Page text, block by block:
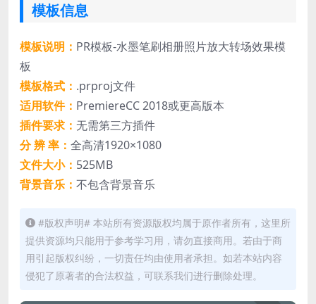
模板信息
模板说明： PR模板-水墨笔刷相册照片放大转场效果模
板
模板格式： .prproj文件
适用软件： PremiereCC 2018或更高版本
插件要求： 无需第三方插件
分 辨 率： 全高清1920×1080
文件大小： 525MB
背景音乐： 不包含背景音乐
#版权声明# 本站所有资源版权均属于原作者所有，这里所
提供资源均只能用于参考学习用，请勿直接商用。若由于商
用引起版权纠纷，一切责任均由使用者承担。如若本站内容
侵犯了原著者的合法权益，可联系我们进行删除处理。